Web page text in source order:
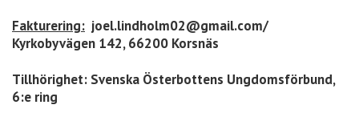
Fakturering: joel.lindholm02@gmail.com/
Kyrkobyvägen 142, 66200 Korsnäs
Tillhörighet: Svenska Österbottens Ungdomsförbund,
6:e ring